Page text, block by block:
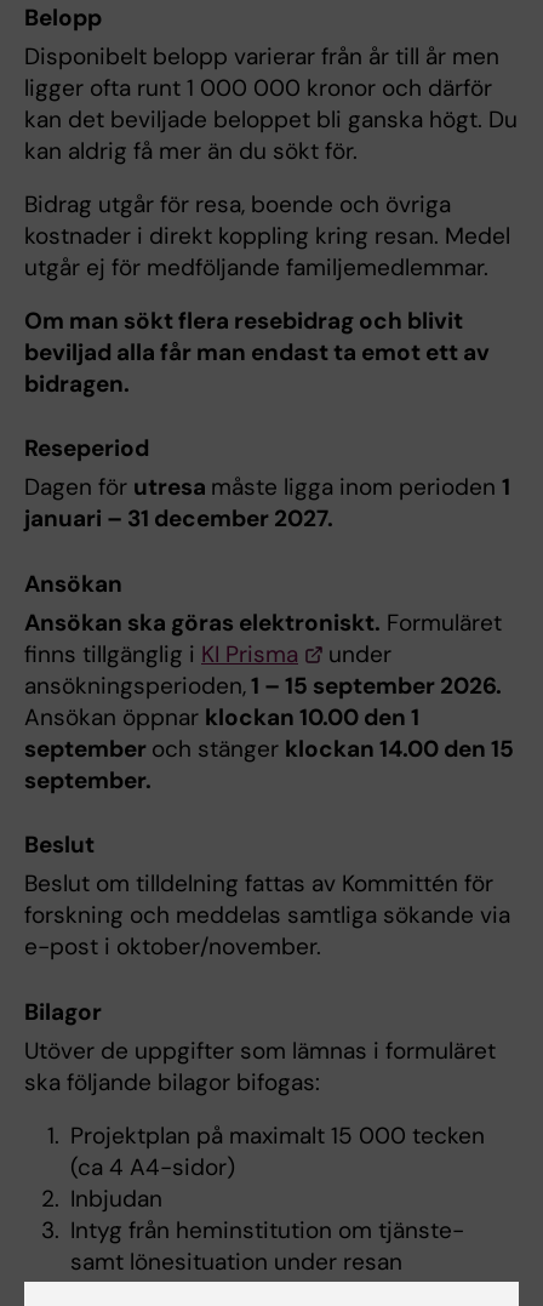
Belopp
Disponibelt belopp varierar från år till år men
ligger ofta runt 1 000 000 kronor och därför
kan det beviljade beloppet bli ganska högt. Du
kan aldrig få mer än du sökt för.
Bidrag utgår för resa, boende och övriga
kostnader i direkt koppling kring resan. Medel
utgår ej för medföljande familjemedlemmar.
Om man sökt flera resebidrag och blivit
beviljad alla får man endast ta emot ett av
bidragen.
Reseperiod
Dagen för utresa måste ligga inom perioden 1
januari – 31 december 2027.
Ansökan
Ansökan ska göras elektroniskt. Formuläret
finns tillgänglig i KI Prisma
under
ansökningsperioden,1 – 15 september 2026.
Ansökan öppnar klockan 10.00 den 1
september och stänger klockan 14.00 den 15
september.
Beslut
Beslut om tilldelning fattas av Kommittén för
forskning och meddelas samtliga sökande via
e-post i oktober/november.
Bilagor
Utöver de uppgifter som lämnas i formuläret
ska följande bilagor bifogas:
Projektplan på maximalt 15 000 tecken
(ca 4 A4-sidor)
Inbjudan
Intyg från heminstitution om tjänste-
samt lönesituation under resan